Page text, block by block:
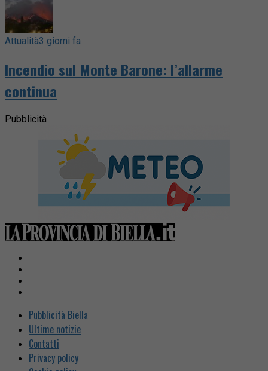
Attualità3 giorni fa
Incendio sul Monte Barone: l’allarme
continua
Pubblicità
Pubblicità Biella
Ultime notizie
Contatti
Privacy policy